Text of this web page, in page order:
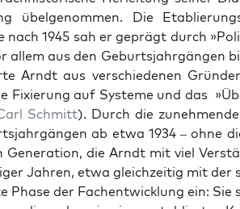
übelgenom­men. Die
nach 1945 sah er geprägt durch
allem aus den Geburt­s­jahrgän­gen
Arndt aus ver­schiede­nen
Fix­ierung auf Sys­teme und das
Schmitt). Durch die
ab etwa 1934 – ohne
Gen­er­a­tion, die Arndt mit viel
Jahren, etwa gle­ichzeit­ig mit der
Phase der Fachen­twick­lung ein: